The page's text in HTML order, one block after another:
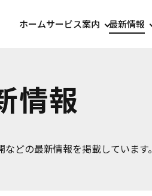
ホームサービス案内 最新情報
情報
どの最新情報を掲載しています。